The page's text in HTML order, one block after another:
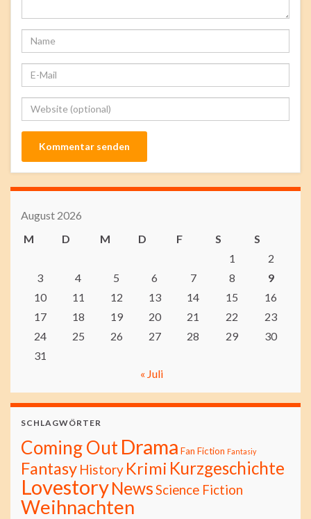
August 2026
M
D M D F S
S
1
2
3
4 5 6 7 8
9
10
11 12 13 14 15
16
17
18 19 20 21 22
23
24
25 26 27 28 29
30
31
« Juli
SCHLAGWÖRTER
Coming OutDrama Fan Fiction Fantasiy
Fantasy History Krimi Kurzgeschichte
LovestoryNewsScience Fiction
Weihnachten